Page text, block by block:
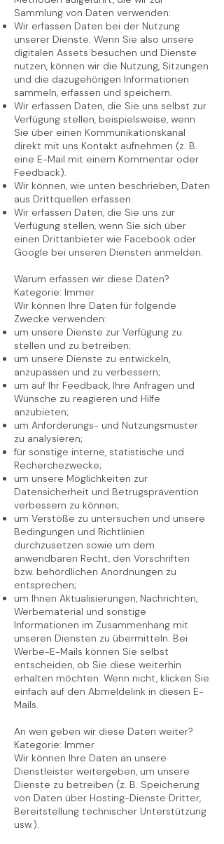
Sammlung von Daten verwenden:
Wir erfassen Daten bei der Nutzung
unserer Dienste. Wenn Sie also unsere
digitalen Assets besuchen und Dienste
nutzen, können wir die Nutzung, Sitzungen
und die dazugehörigen Informationen
sammeln, erfassen und speichern.
Wir erfassen Daten, die Sie uns selbst zur
Verfügung stellen, beispielsweise, wenn
Sie über einen Kommunikationskanal
direkt mit uns Kontakt aufnehmen (z. B.
eine E-Mail mit einem Kommentar oder
Feedback).
Wir können, wie unten beschrieben, Daten
aus Drittquellen erfassen.
Wir erfassen Daten, die Sie uns zur
Verfügung stellen, wenn Sie sich über
einen Drittanbieter wie Facebook oder
Google bei unseren Diensten anmelden.
Warum erfassen wir diese Daten?
Kategorie: Immer
Wir können Ihre Daten für folgende
Zwecke verwenden:
um unsere Dienste zur Verfügung zu
stellen und zu betreiben;
um unsere Dienste zu entwickeln,
anzupassen und zu verbessern;
um auf Ihr Feedback, Ihre Anfragen und
Wünsche zu reagieren und Hilfe
anzubieten;
um Anforderungs- und Nutzungsmuster
zu analysieren;
für sonstige interne, statistische und
Recherchezwecke;
um unsere Möglichkeiten zur
Datensicherheit und Betrugsprävention
verbessern zu können;
um Verstöße zu untersuchen und unsere
Bedingungen und Richtlinien
durchzusetzen sowie um dem
anwendbaren Recht, den Vorschriften
bzw. behördlichen Anordnungen zu
entsprechen;
um Ihnen Aktualisierungen, Nachrichten,
Werbematerial und sonstige
Informationen im Zusammenhang mit
unseren Diensten zu übermitteln. Bei
Werbe-E-Mails können Sie selbst
entscheiden, ob Sie diese weiterhin
erhalten möchten. Wenn nicht, klicken Sie
einfach auf den Abmeldelink in diesen E-
Mails.
An wen geben wir diese Daten weiter?
Kategorie: Immer
Wir können Ihre Daten an unsere
Dienstleister weitergeben, um unsere
Dienste zu betreiben (z. B. Speicherung
von Daten über Hosting-Dienste Dritter,
Bereitstellung technischer Unterstützung
usw.).